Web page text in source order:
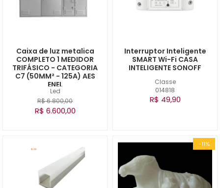
Led
Caixa de luz metalica
COMPLETO 1 MEDIDOR
TRIFÁSICO - CATEGORIA
C7 (50MM² - 125A) AES
ENEL
R$ 6.800,00
R$ 6.600,00
Classe
014818
Interruptor Inteligente
SMART Wi-Fi CASA
INTELIGENTE SONOFF
R$ 49,90
-11%